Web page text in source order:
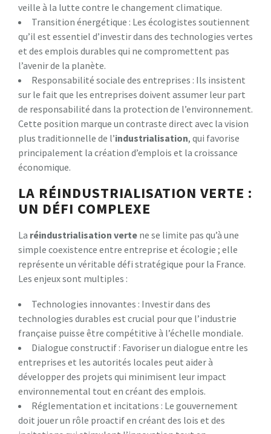
veille à la lutte contre le changement climatique.
Transition énergétique : Les écologistes soutiennent
qu’il est essentiel d’investir dans des technologies vertes
et des emplois durables qui ne compromettent pas
l’avenir de la planète.
Responsabilité sociale des entreprises : Ils insistent
sur le fait que les entreprises doivent assumer leur part
de responsabilité dans la protection de l’environnement.
Cette position marque un contraste direct avec la vision
plus traditionnelle de l’industrialisation, qui favorise
principalement la création d’emplois et la croissance
économique.
LA RÉINDUSTRIALISATION VERTE :
UN DÉFI COMPLEXE
La réindustrialisation verte ne se limite pas qu’à une
simple coexistence entre entreprise et écologie ; elle
représente un véritable défi stratégique pour la France.
Les enjeux sont multiples :
Technologies innovantes : Investir dans des
technologies durables est crucial pour que l’industrie
française puisse être compétitive à l’échelle mondiale.
Dialogue constructif : Favoriser un dialogue entre les
entreprises et les autorités locales peut aider à
développer des projets qui minimisent leur impact
environnemental tout en créant des emplois.
Réglementation et incitations : Le gouvernement
doit jouer un rôle proactif en créant des lois et des